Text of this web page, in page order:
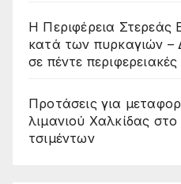
Η Περιφέρεια
κατά των πυρκαγιών –
σε πέντε
Προτάσεις για
λιμανιού Χαλκίδας
τσιμέντων